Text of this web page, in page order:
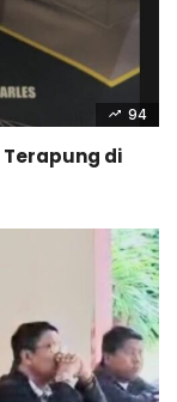
94
Terapung di